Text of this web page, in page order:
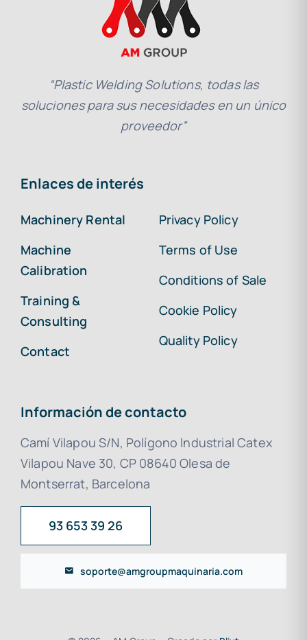
“Plastic Welding Solutions, todas las
soluciones para sus necesidades en un único
proveedor”
Enlaces de interés
Machinery Rental
Machine
Calibration
Training &
Consulting
Contact
Privacy Policy
Terms of Use
Conditions of Sale
Cookie Policy
Quality Policy
Información de contacto
Camí Vilapou S/N, Polígono Industrial Catex
Vilapou Nave 30, CP 08640 Olesa de
Montserrat, Barcelona
93 653 39 26
soporte@amgroupmaquinaria.com